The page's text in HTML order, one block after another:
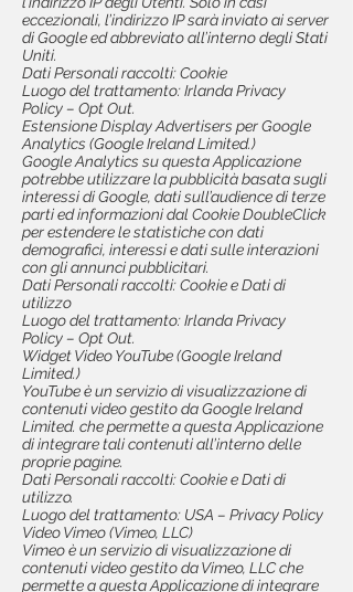
eccezionali, l’indirizzo IP sarà inviato ai server
di Google ed abbreviato all’interno degli Stati
Uniti.
Dati Personali raccolti: Cookie
Luogo del trattamento: Irlanda Privacy
Policy – Opt Out.
Estensione Display Advertisers per Google
Analytics (Google Ireland Limited.)
Google Analytics su questa Applicazione
potrebbe utilizzare la pubblicità basata sugli
interessi di Google, dati sull’audience di terze
parti ed informazioni dal Cookie DoubleClick
per estendere le statistiche con dati
demografici, interessi e dati sulle interazioni
con gli annunci pubblicitari.
Dati Personali raccolti: Cookie e Dati di
utilizzo
Luogo del trattamento: Irlanda Privacy
Policy – Opt Out.
Widget Video YouTube (Google Ireland
Limited.)
YouTube è un servizio di visualizzazione di
contenuti video gestito da Google Ireland
Limited. che permette a questa Applicazione
di integrare tali contenuti all’interno delle
proprie pagine.
Dati Personali raccolti: Cookie e Dati di
utilizzo.
Luogo del trattamento: USA – Privacy Policy
Video Vimeo (Vimeo, LLC)
Vimeo è un servizio di visualizzazione di
contenuti video gestito da Vimeo, LLC che
permette a questa Applicazione di integrare